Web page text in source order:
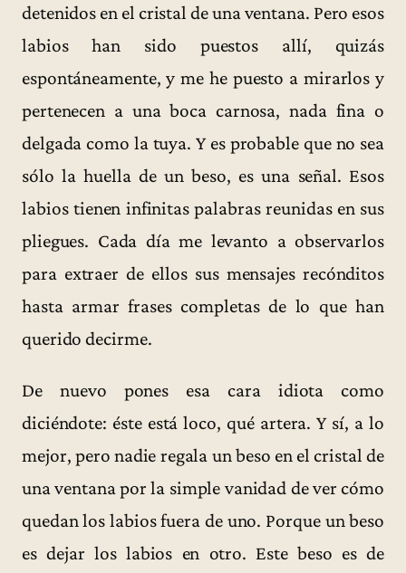
detenidos en el cristal de una ventana. Pero esos
labios han sido puestos allí, quizás
espontáneamente, y me he puesto a mirarlos y
pertenecen a una boca carnosa, nada fina o
delgada como la tuya. Y es probable que no sea
sólo la huella de un beso, es una señal. Esos
labios tienen infinitas palabras reunidas en sus
pliegues. Cada día me levanto a observarlos
para extraer de ellos sus mensajes recónditos
hasta armar frases completas de lo que han
querido decirme.
De nuevo pones esa cara idiota como
diciéndote: éste está loco, qué artera. Y sí, a lo
mejor, pero nadie regala un beso en el cristal de
una ventana por la simple vanidad de ver cómo
quedan los labios fuera de uno. Porque un beso
es dejar los labios en otro. Este beso es de